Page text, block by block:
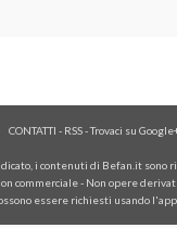
CONTATTI - RSS-Trovaci su
i contenuti di Befan.it sono
commerciale - Non opere
essere richiesti usando l'